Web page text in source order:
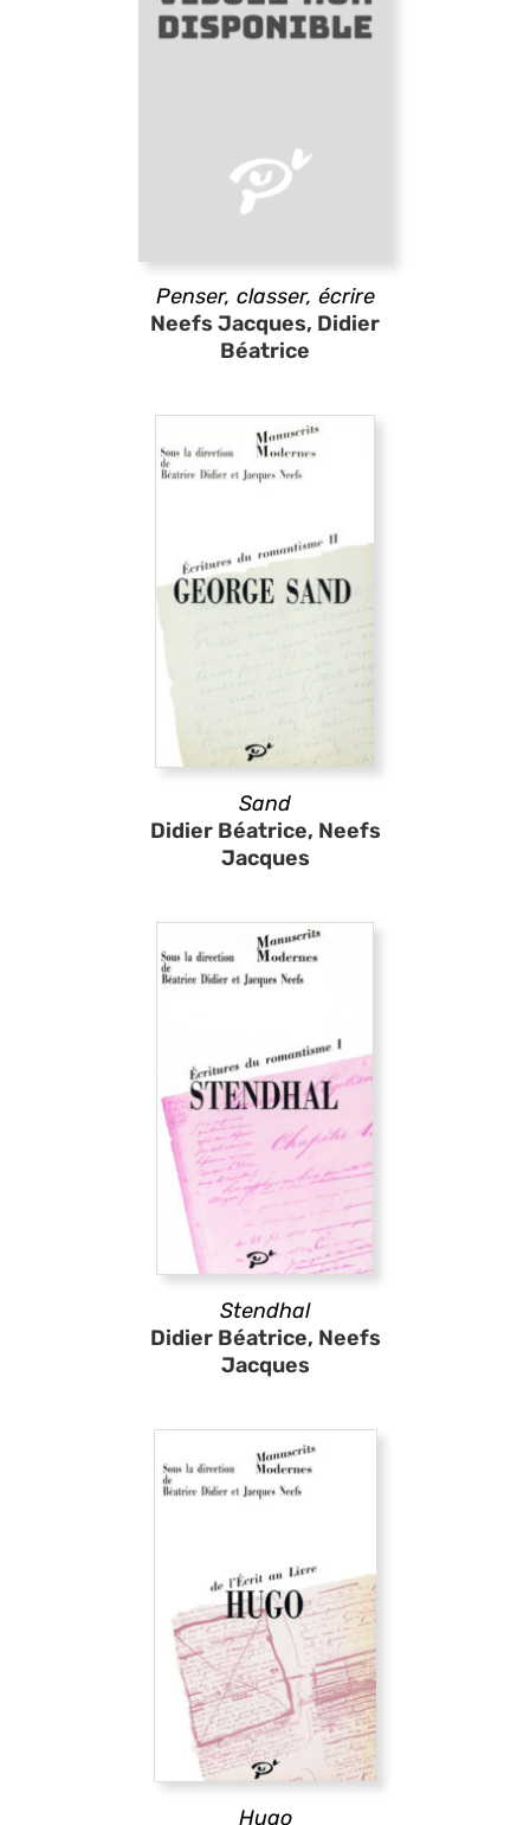
Penser, classer, écrire
Neefs Jacques, Didier
Béatrice
Sand
Didier Béatrice, Neefs
Jacques
Stendhal
Didier Béatrice, Neefs
Jacques
Hugo